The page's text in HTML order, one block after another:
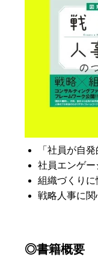
「社員が自
社員エンゲ
組織づくり
戦略人事に
◎書籍概要